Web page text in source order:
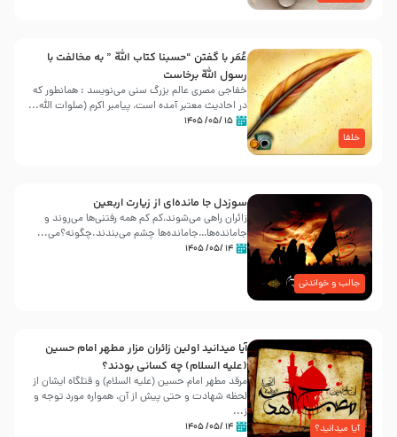
خلفا
عُمَر با گفتن “حسبنا كتاب اللّه ” به مخالفت با
رسول اللّه برخاست
خفاجی مصری عالم بزرگ سنی می‌نویسد : همانطور که
در احادیث معتبر آمده است، پیامبر اکرم (صلوات اللّه...
۱۵ /۰۵/ ۱۴۰۵
جالب و خواندنی
سوزدل جا مانده‌ای از زیارت اربعین
زائران راهی می‌شوند،کم‌ کم همه رفتنی‌ها می‌روند و
جامانده‌ها…جامانده‌ها چشم می‌بندند.چگونه؟می‌...
۱۴ /۰۵/ ۱۴۰۵
آیا میدانید؟
آیا میدانید اولین زائران مزار مطهر امام حسین
(علیه السلام) چه کسانی بودند؟
مرقد مطهر امام حسین (علیه السلام) و قتلگاه ایشان از
لحظه شهادت و حتی پیش از آن، همواره مورد توجه و
ز...
۱۴ /۰۵/ ۱۴۰۵